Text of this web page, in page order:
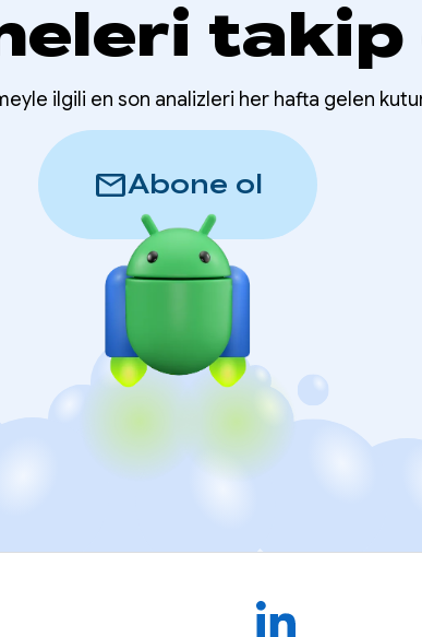
takip
ilgili en son analizleri her hafta gelen
mailAbone ol